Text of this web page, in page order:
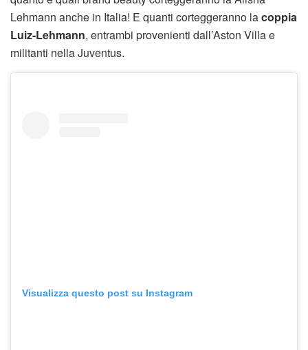
Lehmann anche in Italia! E quanti corteggeranno lacoppia
Luiz-Lehmann, entrambi provenienti dall’Aston Villa e
militanti nella Juventus.
Visualizza questo post su Instagram